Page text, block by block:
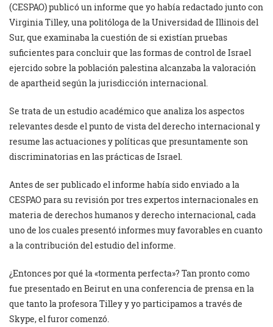
(CESPAO) publicó un informe que yo había redactado junto con
Virginia Tilley, una politóloga de la Universidad de Illinois del
Sur, que examinaba la cuestión de si existían pruebas
suficientes para concluir que las formas de control de Israel
ejercido sobre la población palestina alcanzaba la valoración
de apartheid según la jurisdicción internacional.
Se trata de un estudio académico que analiza los aspectos
relevantes desde el punto de vista del derecho internacional y
resume las actuaciones y políticas que presuntamente son
discriminatorias en las prácticas de Israel.
Antes de ser publicado el informe había sido enviado a la
CESPAO para su revisión por tres expertos internacionales en
materia de derechos humanos y derecho internacional, cada
uno de los cuales presentó informes muy favorables en cuanto
a la contribución del estudio del informe.
¿Entonces por qué la «tormenta perfecta»? Tan pronto como
fue presentado en Beirut en una conferencia de prensa en la
que tanto la profesora Tilley y yo participamos a través de
Skype, el furor comenzó.